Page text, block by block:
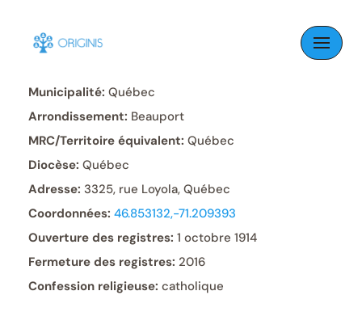
Skip
Municipalité: Québec
Arrondissement: Beauport
MRC/Territoire équivalent: Québec
Diocèse: Québec
Adresse: 3325, rue Loyola, Québec
Coordonnées: 46.853132,-71.209393
Ouverture des registres: 1 octobre 1914
Fermeture des registres: 2016
Confession religieuse: catholique